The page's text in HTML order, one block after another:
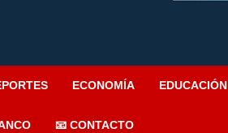
ECONOMÍA EDUCACIÓN
📧 CONTACTO